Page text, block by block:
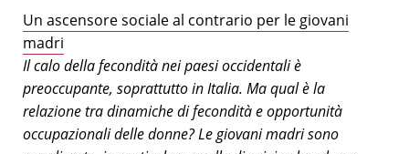
Un ascensore sociale al contrario per le giovani
madri
Il calo della fecondità nei paesi occidentali è
preoccupante, soprattutto in Italia. Ma qual è la
relazione tra dinamiche di fecondità e opportunità
occupazionali delle donne? Le giovani madri sono